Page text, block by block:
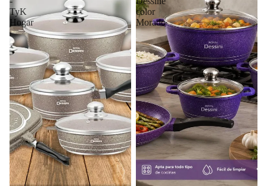
TyK
Hogar
color
Morado